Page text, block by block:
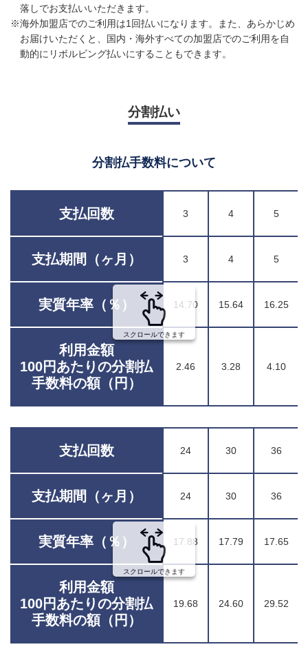
落しでお支払いいただきます。
※海外加盟店でのご利用は1回払いになります。また、あらかじめ
お届けいただくと、国内・海外すべての加盟店でのご利用を自
動的にリボルビング払いにすることもできます。
分割払い
分割払手数料について
支払回数 3 4 5
支払期間（ヶ月） 3 4 5
実質年率（％） 14.70 15.64 16.25
利用金額
100円あたりの分割払
手数料の額（円）
2.46 3.28 4.10
スクロールできます
支払回数 24 30 36
支払期間（ヶ月） 24 30 36
実質年率（％） 17.88 17.79 17.65
利用金額
100円あたりの分割払
手数料の額（円）
19.68 24.60 29.52
スクロールできます